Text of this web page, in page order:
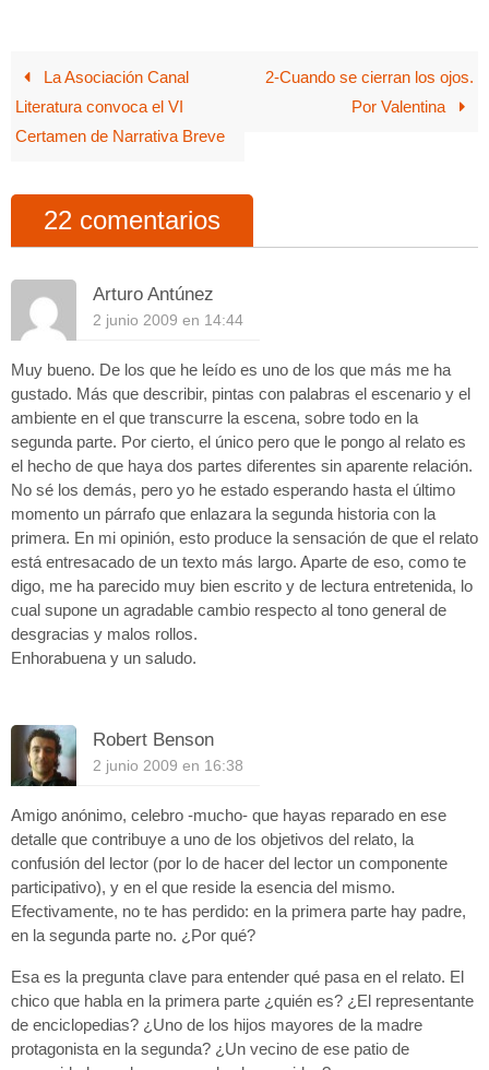
La Asociación Canal
Literatura convoca el VI
Certamen de Narrativa Breve
2-Cuando se cierran los ojos.
Por Valentina
22 comentarios
Arturo Antúnez
2 junio 2009 en 14:44
Muy bueno. De los que he leído es uno de los que más me ha
gustado. Más que describir, pintas con palabras el escenario y el
ambiente en el que transcurre la escena, sobre todo en la
segunda parte. Por cierto, el único pero que le pongo al relato es
el hecho de que haya dos partes diferentes sin aparente relación.
No sé los demás, pero yo he estado esperando hasta el último
momento un párrafo que enlazara la segunda historia con la
primera. En mi opinión, esto produce la sensación de que el relato
está entresacado de un texto más largo. Aparte de eso, como te
digo, me ha parecido muy bien escrito y de lectura entretenida, lo
cual supone un agradable cambio respecto al tono general de
desgracias y malos rollos.
Enhorabuena y un saludo.
Robert Benson
2 junio 2009 en 16:38
Amigo anónimo, celebro -mucho- que hayas reparado en ese
detalle que contribuye a uno de los objetivos del relato, la
confusión del lector (por lo de hacer del lector un componente
participativo), y en el que reside la esencia del mismo.
Efectivamente, no te has perdido: en la primera parte hay padre,
en la segunda parte no. ¿Por qué?
Esa es la pregunta clave para entender qué pasa en el relato. El
chico que habla en la primera parte ¿quién es? ¿El representante
de enciclopedias? ¿Uno de los hijos mayores de la madre
protagonista en la segunda? ¿Un vecino de ese patio de